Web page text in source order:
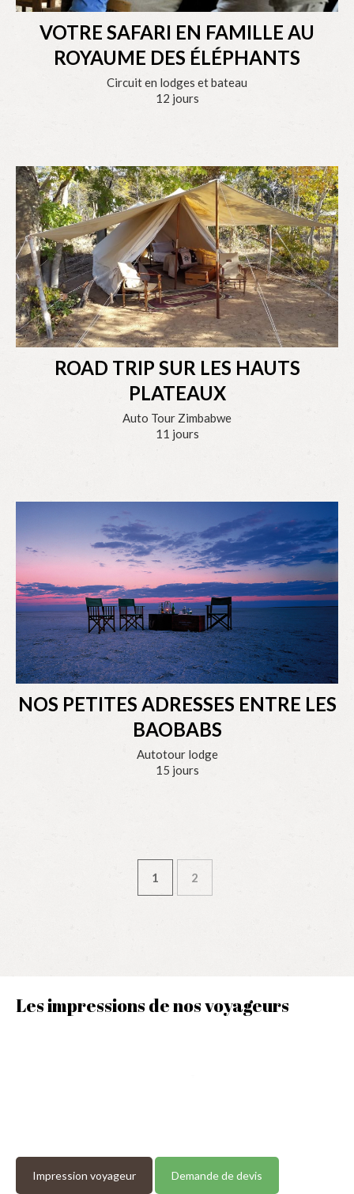
VOTRE SAFARI EN FAMILLE AU
ROYAUME DES ÉLÉPHANTS
Circuit en lodges et bateau
12 jours
ROAD TRIP SUR LES HAUTS
PLATEAUX
Auto Tour Zimbabwe
11 jours
NOS PETITES ADRESSES ENTRE LES
BAOBABS
Autotour lodge
15 jours
1 2
Les impressions de nos voyageurs
Impression voyageur Demande de devis